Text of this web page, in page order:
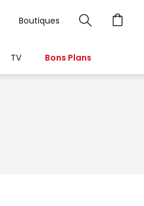
Boutiques
TV Bons Plans